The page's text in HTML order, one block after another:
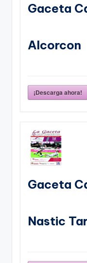
Gaceta
Alcorcon
¡Descarga ahora!
Gaceta
Nastic